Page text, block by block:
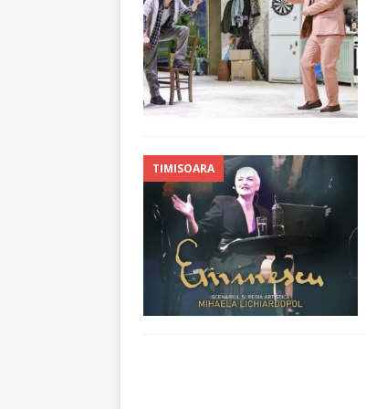
[ 5 august 2026 ]
TIMISOARA